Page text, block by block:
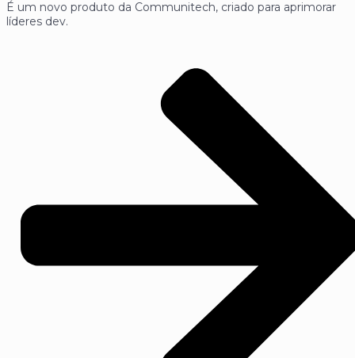
É um novo produto da Communitech, criado para aprimorar
líderes dev.